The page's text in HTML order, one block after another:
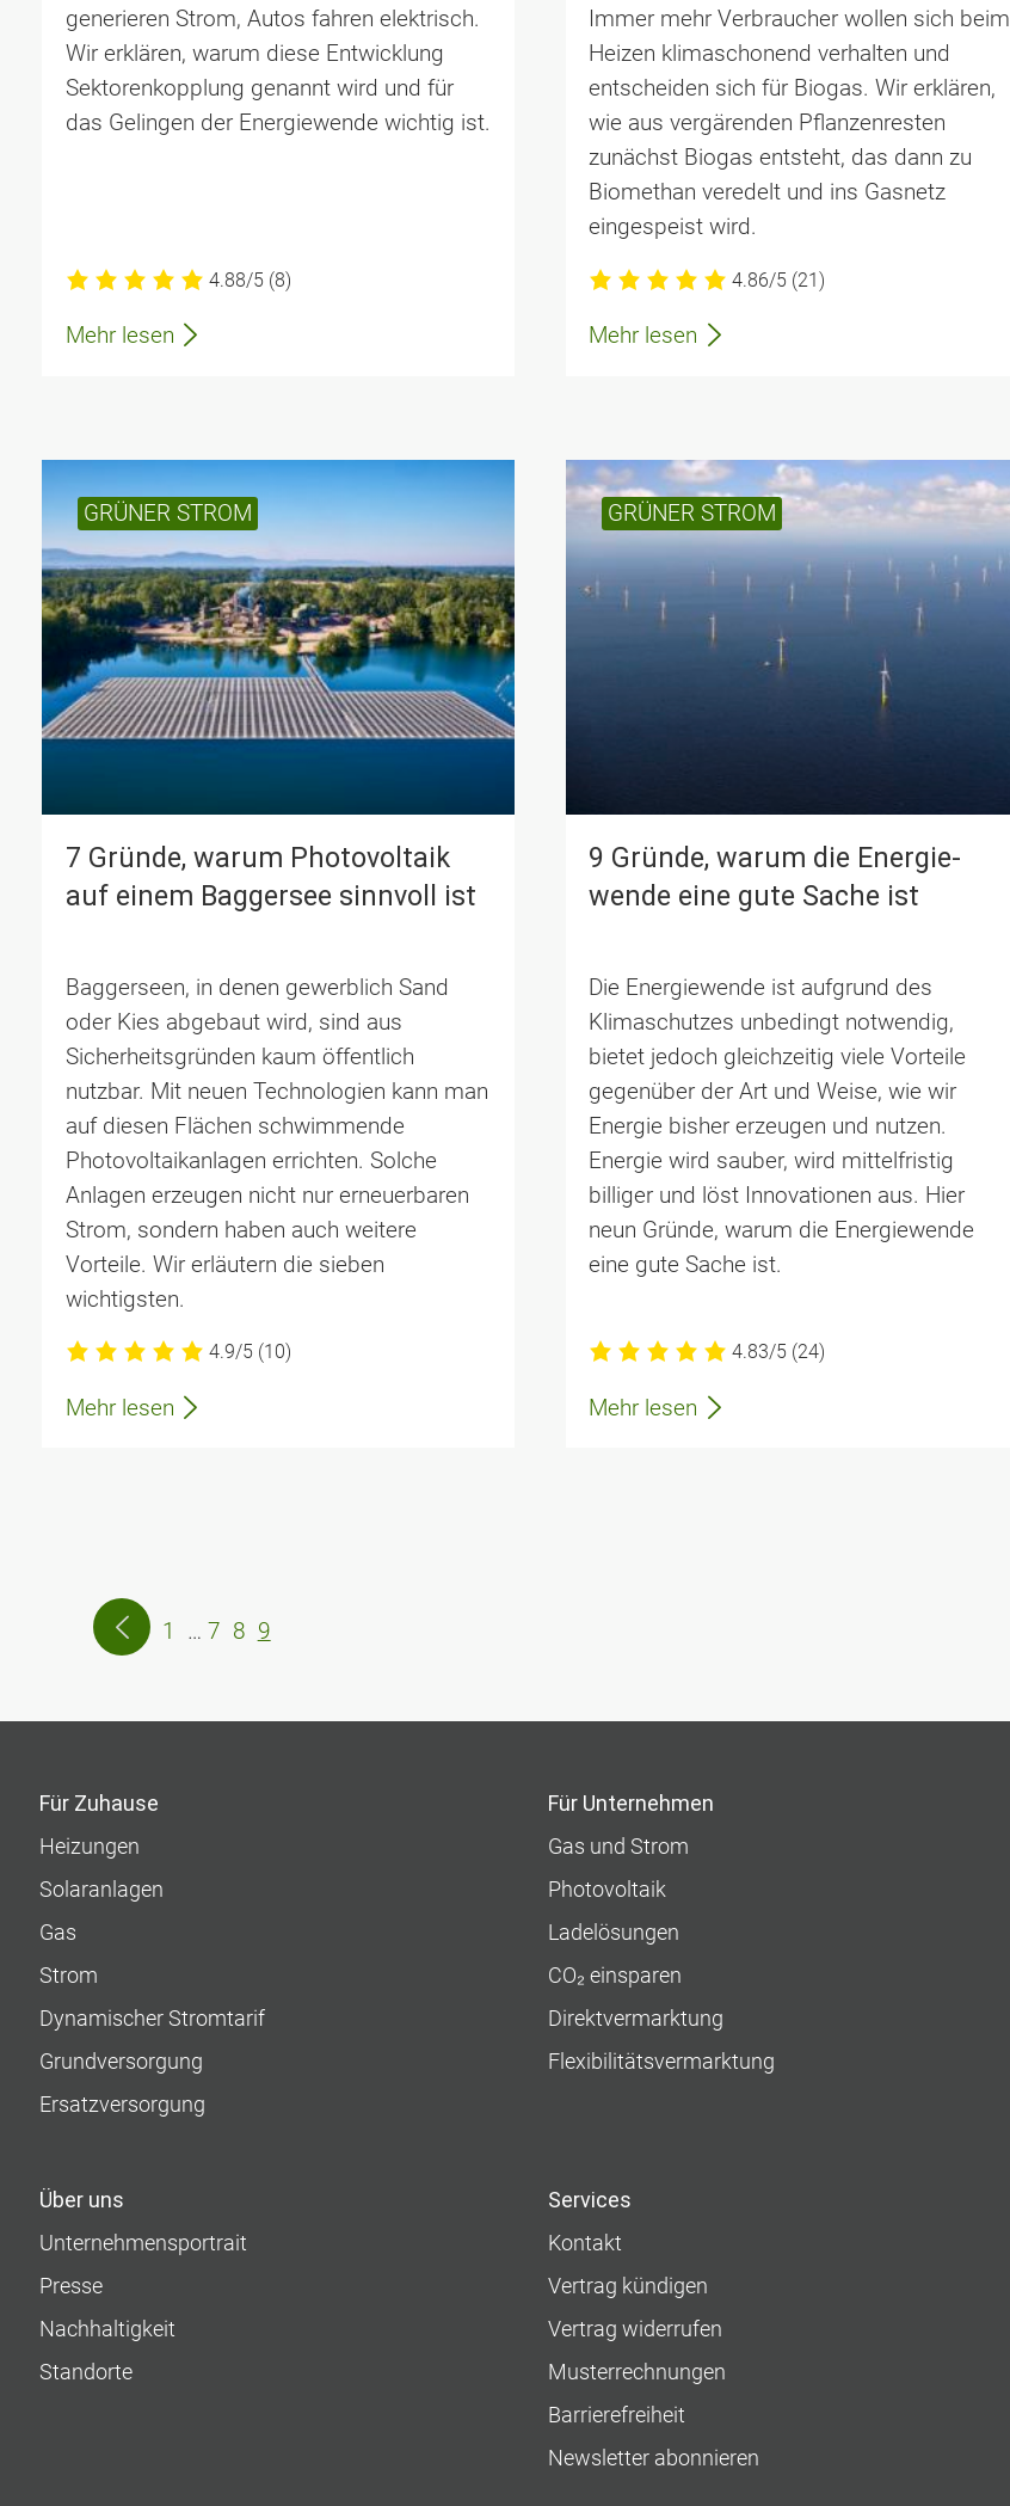
generieren Strom, Autos fahren elektrisch.
Wir erklären, warum diese Entwicklung
Sektorenkopplung genannt wird und für
das Gelingen der Energiewende wichtig ist.
4.88/5 (8)
Mehr lesen
Immer mehr Verbraucher wollen sich beim
Heizen klimaschonend verhalten und
entscheiden sich für Biogas. Wir erklären,
wie aus vergärenden Pflanzenresten
zunächst Biogas entsteht, das dann zu
Biomethan veredelt und ins Gasnetz
eingespeist wird.
4.86/5 (21)
Mehr lesen
GRÜNER STROM
7 Gründe, warum Photo­voltaik
auf einem Bagger­see sinn­voll ist
Baggerseen, in denen gewerblich Sand
oder Kies abgebaut wird, sind aus
Sicherheitsgründen kaum öffentlich
nutzbar. Mit neuen Technologien kann man
auf diesen Flächen schwimmende
Photovoltaikanlagen errichten. Solche
Anlagen erzeugen nicht nur erneuerbaren
Strom, sondern haben auch weitere
Vorteile. Wir erläutern die sieben
wichtigsten.
4.9/5 (10)
Mehr lesen
GRÜNER STROM
9 Gründe, warum die Energie­
wende eine gute Sache ist
Die Energiewende ist aufgrund des
Klimaschutzes unbedingt notwendig,
bietet jedoch gleichzeitig viele Vorteile
gegenüber der Art und Weise, wie wir
Energie bisher erzeugen und nutzen.
Energie wird sauber, wird mittelfristig
billiger und löst Innovationen aus. Hier
neun Gründe, warum die Energiewende
eine gute Sache ist.
4.83/5 (24)
Mehr lesen
1 … 7 8 9
Für Zuhause
Heizungen
Solaranlagen
Gas
Strom
Dynamischer Stromtarif
Grundversorgung
Ersatzversorgung
Für Unternehmen
Gas und Strom
Photovoltaik
Ladelösungen
CO₂ einsparen
Direktvermarktung
Flexibilitätsvermarktung
Über uns
Unternehmens­portrait
Presse
Nachhaltigkeit
Standorte
Services
Kontakt
Vertrag kündigen
Vertrag widerrufen
Musterrechnungen
Barrierefreiheit
Newsletter abonnieren